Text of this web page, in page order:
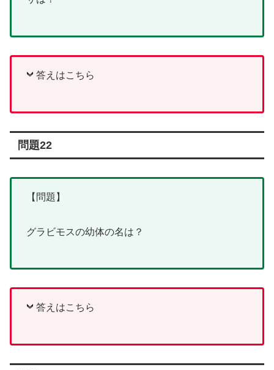
答えはこちら
問題22
【問題】
グラビモスの幼体の名は？
答えはこちら